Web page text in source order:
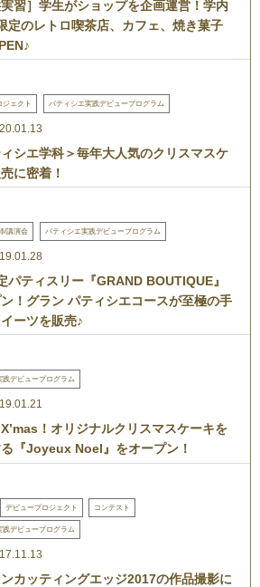
実習］学生がショップを企画運営！学内
定のレトロ喫茶店、カフェ、焼き菓子
ジェクト パティシエ実践デビュープログラム
ィシエ学科＞毎年大人気のクリスマスケ
に密着！
/講演会 パティシエ実践デビュープログラム
パティスリー『GRAND BOUTIQUE』
！グラン パティシエコースが至極の手
ーツを販売♪
践デビュープログラム
！オリジナルクリスマスケーキを
『Joyeux Noel』をオープン！
デビュープロジェクト コンテスト
践デビュープログラム
カッティングエッジ2017の作品撮影に